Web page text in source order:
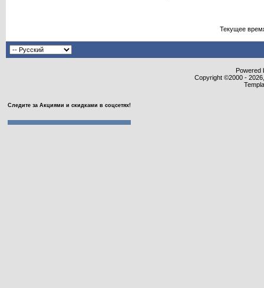
Текущее
Powered
Copyright ©2000 -
Следите за Акциями и скидками в соцсетях!